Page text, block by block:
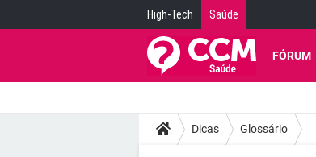
High-Tech Saúde
FÓRUM
Dicas Glossário